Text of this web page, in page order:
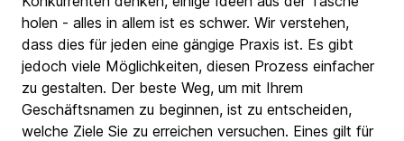
holen - alles in allem ist es schwer. Wir verstehen,
dass dies für jeden eine gängige Praxis ist. Es gibt
jedoch viele Möglichkeiten, diesen Prozess einfacher
zu gestalten. Der beste Weg, um mit Ihrem
Geschäftsnamen zu beginnen, ist zu entscheiden,
welche Ziele Sie zu erreichen versuchen. Eines gilt für